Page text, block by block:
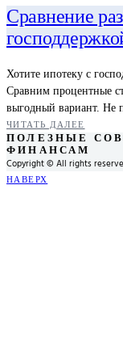
Сравнение
Хотите ипотеку с
Сравним процентные
выгодный вариант. Не
ЧИТАТЬ ДАЛЕЕ
ПОЛЕЗНЫЕ
ФИНАНСАМ
Copyright © All rights
НАВЕРХ